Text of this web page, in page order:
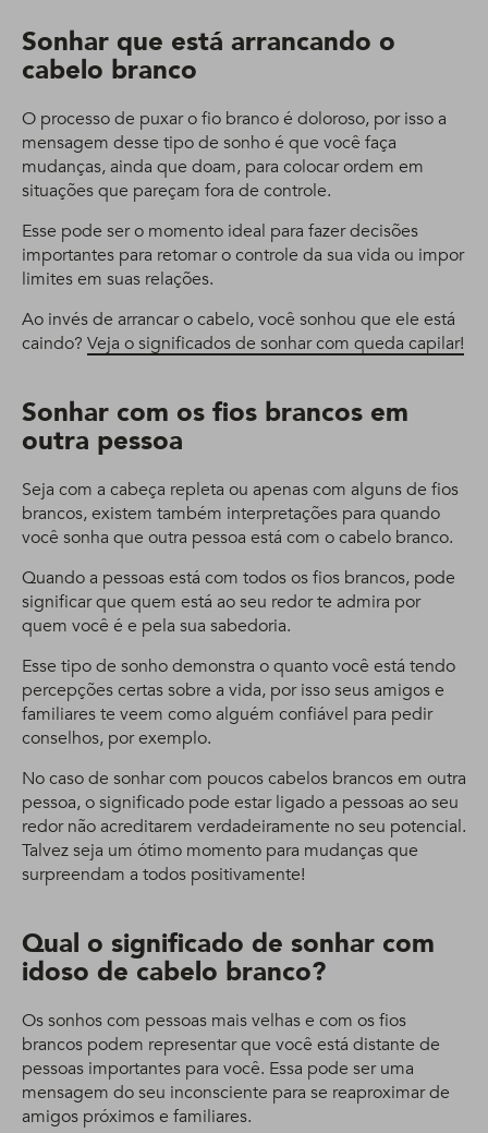
Sonhar que está arrancando o
cabelo branco
O processo de puxar o fio branco é doloroso, por isso a
mensagem desse tipo de sonho é que você faça
mudanças, ainda que doam, para colocar ordem em
situações que pareçam fora de controle.
Esse pode ser o momento ideal para fazer decisões
importantes para retomar o controle da sua vida ou impor
limites em suas relações.
Ao invés de arrancar o cabelo, você sonhou que ele está
caindo? Veja o significados de sonhar com queda capilar!
Sonhar com os fios brancos em
outra pessoa
Seja com a cabeça repleta ou apenas com alguns de fios
brancos, existem também interpretações para quando
você sonha que outra pessoa está com o cabelo branco.
Quando a pessoas está com todos os fios brancos, pode
significar que quem está ao seu redor te admira por
quem você é e pela sua sabedoria.
Esse tipo de sonho demonstra o quanto você está tendo
percepções certas sobre a vida, por isso seus amigos e
familiares te veem como alguém confiável para pedir
conselhos, por exemplo.
No caso de sonhar com poucos cabelos brancos em outra
pessoa, o significado pode estar ligado a pessoas ao seu
redor não acreditarem verdadeiramente no seu potencial.
Talvez seja um ótimo momento para mudanças que
surpreendam a todos positivamente!
Qual o significado de sonhar com
idoso de cabelo branco?
Os sonhos com pessoas mais velhas e com os fios
brancos podem representar que você está distante de
pessoas importantes para você. Essa pode ser uma
mensagem do seu inconsciente para se reaproximar de
amigos próximos e familiares.